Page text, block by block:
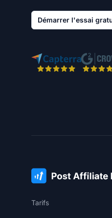
Démarrer l'essai
Tarifs